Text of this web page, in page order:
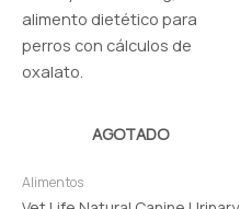
AGOTADO
Alimentos